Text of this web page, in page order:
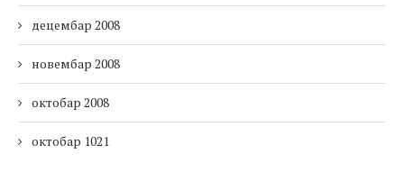
децембар 2008
новембар 2008
октобар 2008
октобар 1021